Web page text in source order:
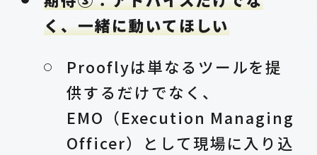
く、一緒に動いてほしい
Prooflyは単なるツールを提
供するだけでなく、
EMO（Execution Managing
Officer）として現場に入り込